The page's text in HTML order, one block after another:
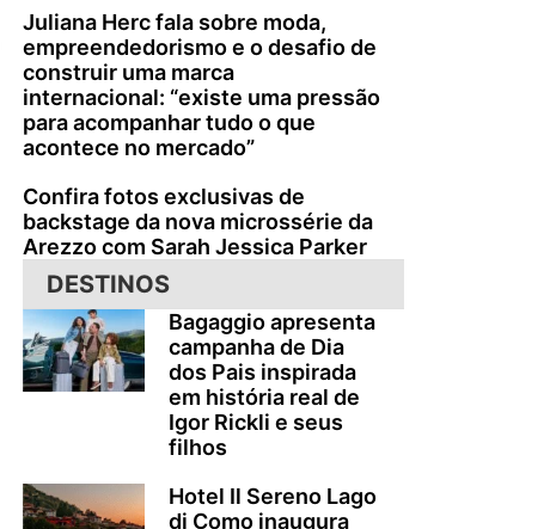
Juliana Herc fala sobre moda,
empreendedorismo e o desafio de
construir uma marca
internacional: “existe uma pressão
para acompanhar tudo o que
acontece no mercado”
Confira fotos exclusivas de
backstage da nova microssérie da
Arezzo com Sarah Jessica Parker
DESTINOS
Bagaggio apresenta
campanha de Dia
dos Pais inspirada
em história real de
Igor Rickli e seus
filhos
Hotel Il Sereno Lago
di Como inaugura